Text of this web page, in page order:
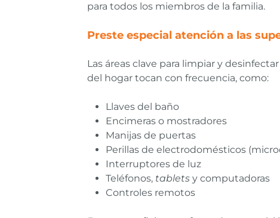
para todos los miembros de la familia.
Preste especial atención a las
Las áreas clave para limpiar y
del hogar tocan con frecuencia, como:
Llaves del baño
Encimeras o mostradores
Manijas de puertas
Perillas de electrodomésticos
Interruptores de luz
Teléfonos, tablets y computadoras
Controles remotos